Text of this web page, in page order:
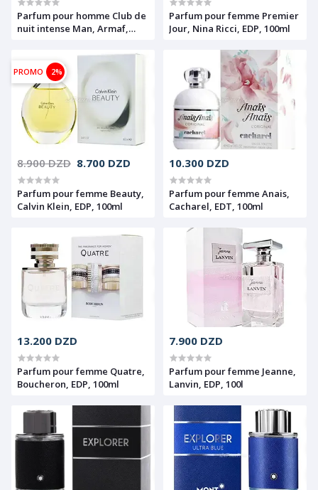
Parfum pour homme Club de
nuit intense Man, Armaf,
Parfum pour femme Premier
Jour, Nina Ricci, EDP, 100ml
PROMO 2%
8.900 DZD 8.700 DZD
Parfum pour femme Beauty,
Calvin Klein, EDP, 100ml
10.300 DZD
Parfum pour femme Anais,
Cacharel, EDT, 100ml
13.200 DZD
Parfum pour femme Quatre,
Boucheron, EDP, 100ml
7.900 DZD
Parfum pour femme Jeanne,
Lanvin, EDP, 100l